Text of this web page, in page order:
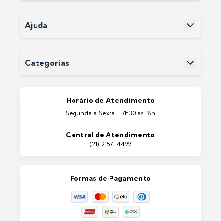
Termos e Condições
Ajuda
Entrega
Categorias
Portas e Janelas
Máquinas e Equipamentos
Lixeiras e Contentores
Horário de Atendimento
Segunda à Sexta - 7h30 as 18h
Central de Atendimento
(21) 2157-4499
Formas de Pagamento